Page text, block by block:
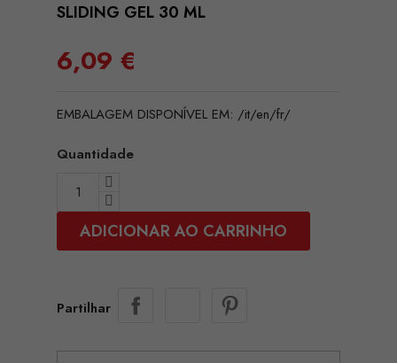
SLIDING GEL 30 ML
6,09 €
EMBALAGEM DISPONÍVEL EM: /it/en/fr/
Quantidade
ADICIONAR AO CARRINHO
Partilhar